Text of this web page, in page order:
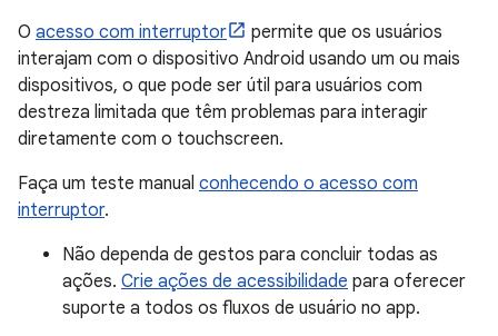
O acesso com interruptor
permite que os usuários
interajam com o dispositivo Android usando um ou mais
dispositivos, o que pode ser útil para usuários com
destreza limitada que têm problemas para interagir
diretamente com o touchscreen.
Faça um teste manual conhecendo o acesso com
interruptor.
Não dependa de gestos para concluir todas as
ações. Crie ações de acessibilidade para oferecer
suporte a todos os fluxos de usuário no app.